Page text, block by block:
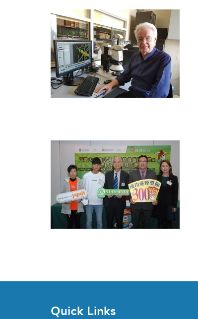
Quick Links